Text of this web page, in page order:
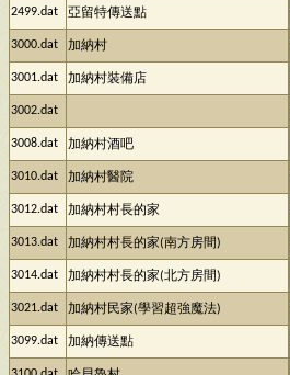
2499.dat 亞留特傳送點
3000.dat 加納村
3001.dat 加納村裝備店
3002.dat
3008.dat 加納村酒吧
3010.dat 加納村醫院
3012.dat 加納村村長的家
3013.dat 加納村村長的家(南方房間)
3014.dat 加納村村長的家(北方房間)
3021.dat 加納村民家(學習超強魔法)
3099.dat 加納傳送點